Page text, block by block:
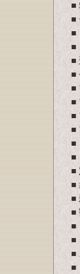
■
■
■
■
■
■
■
■
■
■
■
■
■
■
■
■
■
■
■
■